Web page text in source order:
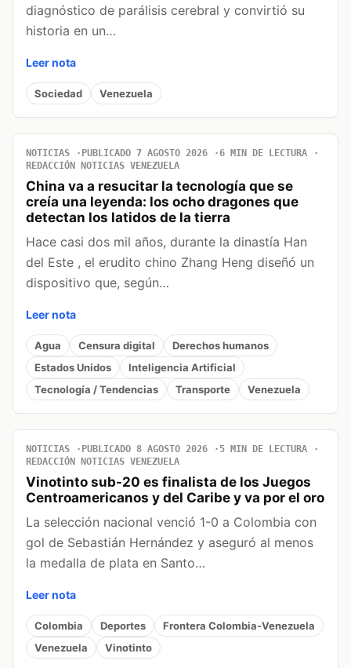
diagnóstico de parálisis cerebral y convirtió su
historia en un…
Leer nota
Sociedad Venezuela
NOTICIAS PUBLICADO 7 AGOSTO 2026
6 MIN DE LECTURA
REDACCIÓN NOTICIAS VENEZUELA
China va a resucitar la tecnología que se
creía una leyenda: los ocho dragones que
detectan los latidos de la tierra
Hace casi dos mil años, durante la dinastía Han
del Este , el erudito chino Zhang Heng diseñó un
dispositivo que, según…
Leer nota
Agua Censura digital
Derechos humanos
Estados Unidos
Inteligencia Artificial
Tecnología / Tendencias
Transporte Venezuela
NOTICIAS PUBLICADO 8 AGOSTO 2026
5 MIN DE LECTURA
REDACCIÓN NOTICIAS VENEZUELA
Vinotinto sub-20 es finalista de los Juegos
Centroamericanos y del Caribe y va por el oro
La selección nacional venció 1-0 a Colombia con
gol de Sebastián Hernández y aseguró al menos
la medalla de plata en Santo…
Leer nota
Colombia Deportes
Frontera Colombia-Venezuela
Venezuela
Vinotinto